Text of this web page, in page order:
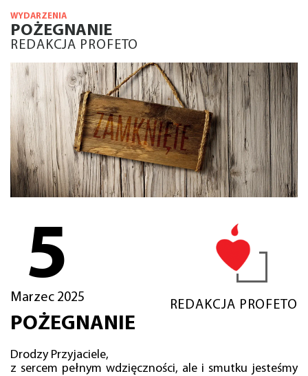
WYDARZENIA
POŻEGNANIE
REDAKCJA PROFETO
5
Marzec 2025
REDAKCJA PROFETO
POŻEGNANIE
Drodzy Przyjaciele,
z sercem pełnym wdzięczności, ale i smutku jesteśmy